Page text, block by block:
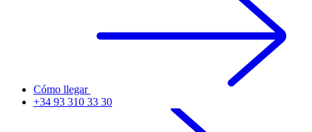
Cómo llegar
+34 93 310 33 30